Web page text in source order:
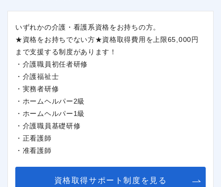
いずれかの介護・看護系資格をお持ちの方。
★資格をお持ちでない方★資格取得費用を上限65,000円
まで支援する制度があります！
・介護職員初任者研修
・介護福祉士
・実務者研修
・ホームヘルパー2級
・ホームヘルパー1級
・介護職員基礎研修
・正看護師
・准看護師
資格取得サポート制度を見る